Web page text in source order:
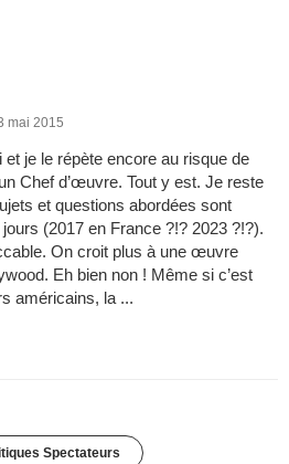
mai 2015
je le répète encore au risque de
Chef d’œuvre. Tout y est. Je reste
et questions abordées sont
(2017 en France ?!? 2023 ?!?).
On croit plus à une œuvre
Eh bien non ! Même si c’est
américains, la ...
Spectateurs